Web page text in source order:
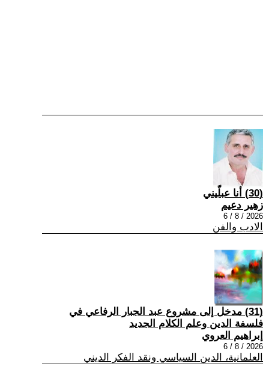
(30) أنا عبلّيني
زهير دعيم
2026 / 8 / 6
الادب والفن
(31) مدخل إلى مشروع عبد الجبار الرفاعي في
فلسفة الدين وعلم الكلام الجديد
إبراهيم العروي
2026 / 8 / 6
العلمانية، الدين السياسي ونقد الفكر الديني